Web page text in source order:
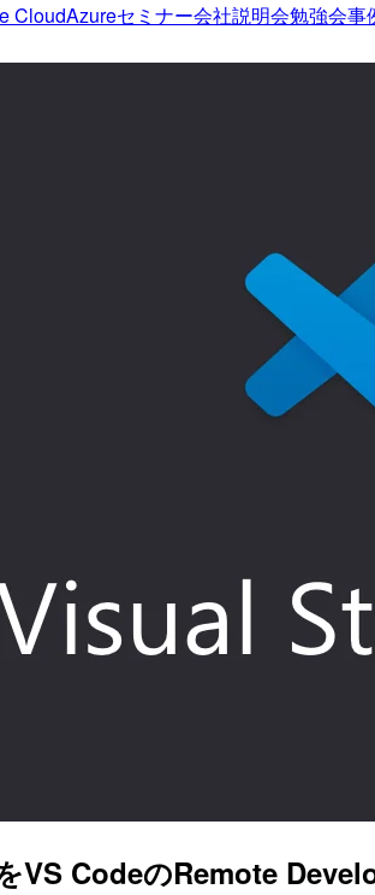
CloudAzureセミナー会社説明会勉強会事
VS CodeのRemote